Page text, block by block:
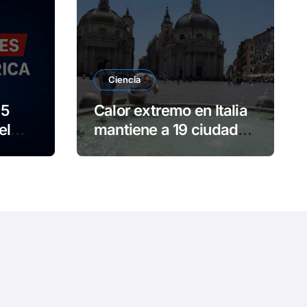
Ciencia
Calor extremo en Italia
mantiene a 19 ciudades
en alerta roja